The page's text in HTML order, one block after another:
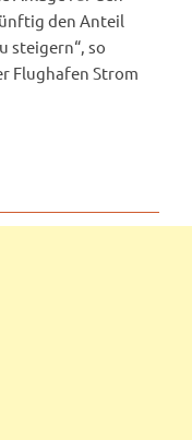
den Anteil
steigern“, so
Flughafen Strom